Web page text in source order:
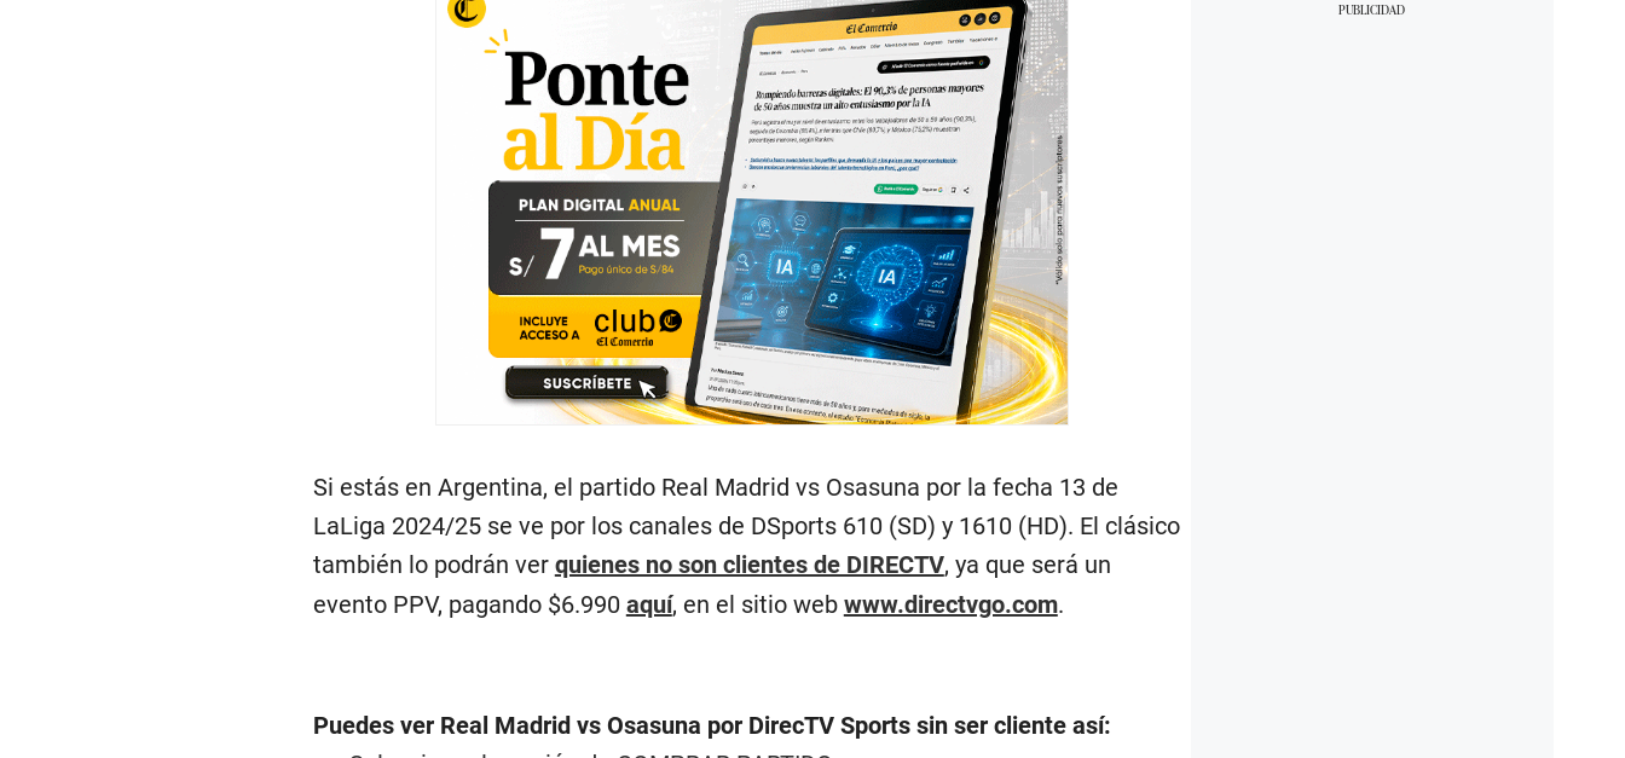
Si estás en Argentina, el partido Real Madrid vs Osasuna por la fecha 13 de
LaLiga 2024/25 se ve por los canales de DSports 610 (SD) y 1610 (HD). El clásico
también lo podrán ver quienes no son clientes de DIRECTV, ya que será un
evento PPV, pagando $6.990 aquí, en el sitio web www.directvgo.com.
Puedes ver Real Madrid vs Osasuna por DirecTV Sports sin ser cliente así: